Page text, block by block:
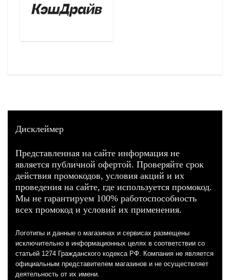
Дисклеймер
Представленная на сайте информация не
является публичной офертой. Проверяйте срок
действия промокодов, условия акций и их
проведения на сайте, где используется промокод.
Мы не гарантируем 100% работоспособность
всех промокод и условий их применения.
Логотипы и данные о магазинах и сервисах размещены
исключительно в информационных целях в соответствии со
статьей 1274 Гражданского кодекса РФ. Компания не является
официальным представителем магазинов и не осуществляет
деятельность от их имени.